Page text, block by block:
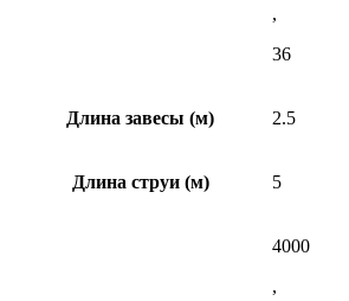
,
36
Длина завесы (м) 2.5
Длина струи (м) 5
4000
,